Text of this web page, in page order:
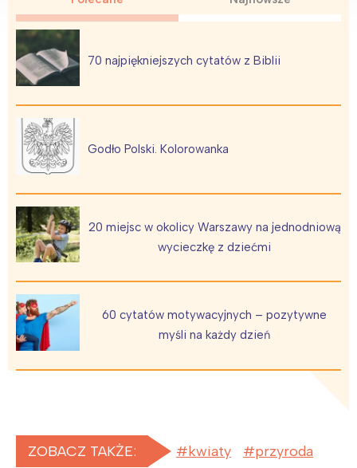
70 najpiękniejszych cytatów z Biblii
Godło Polski. Kolorowanka
20 miejsc w okolicy Warszawy na jednodniową
wycieczkę z dziećmi
60 cytatów motywacyjnych – pozytywne
myśli na każdy dzień
ZOBACZ TAKŻE: kwiaty
przyroda
Warszawa
Łódź
Trójmiasto
Poznań
Śląsk
Kraków
Południe
Wybieram